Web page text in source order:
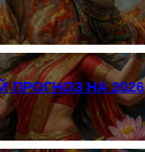
ПРОГНОЗ НА 2026